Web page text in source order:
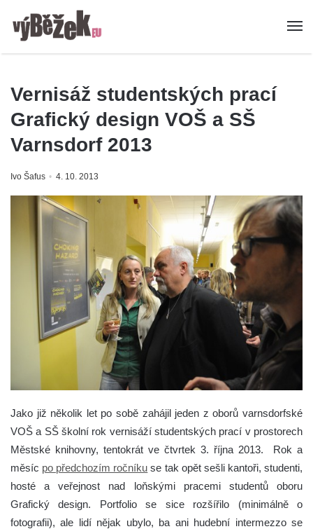
Vernisáž studentských prací
Grafický design VOŠ a SŠ
Varnsdorf 2013
Ivo Šafus 4. 10. 2013
Jako již několik let po sobě zahájil jeden z oborů varnsdorfské
VOŠ a SŠ školní rok vernisáží studentských prací v prostorech
Městské knihovny, tentokrát ve čtvrtek 3. října 2013. Rok a
měsíc po předchozím ročníku se tak opět sešli kantoři, studenti,
hosté a veřejnost nad loňskými pracemi studentů oboru
Grafický design. Portfolio se sice rozšířilo (minimálně o
fotografii), ale lidí nějak ubylo, ba ani hudební intermezzo se